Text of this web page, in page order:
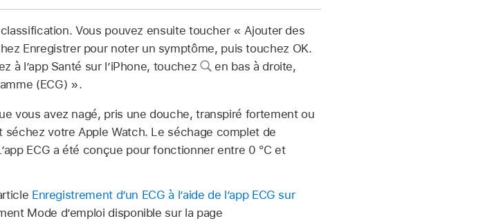
Vous pouvez ensuite toucher « Ajouter des
Enregistrer pour noter un symptôme, puis touchez OK.
à l’app Santé sur l’iPhone, touchez
en bas à droite,
(ECG) ».
vous avez nagé, pris une douche, transpiré fortement ou
votre Apple Watch. Le séchage complet de
ECG a été conçue pour fonctionner entre 0 °C et
Enregistrement d’un ECG à l’aide de l’app ECG sur
Mode d’emploi disponible sur la page